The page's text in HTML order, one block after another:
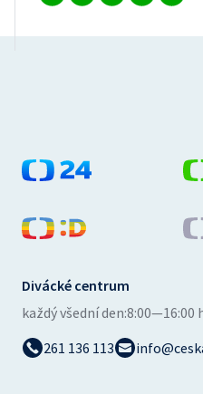
Divácké centrum
každý všední den:8:00—16:00
261 136 113